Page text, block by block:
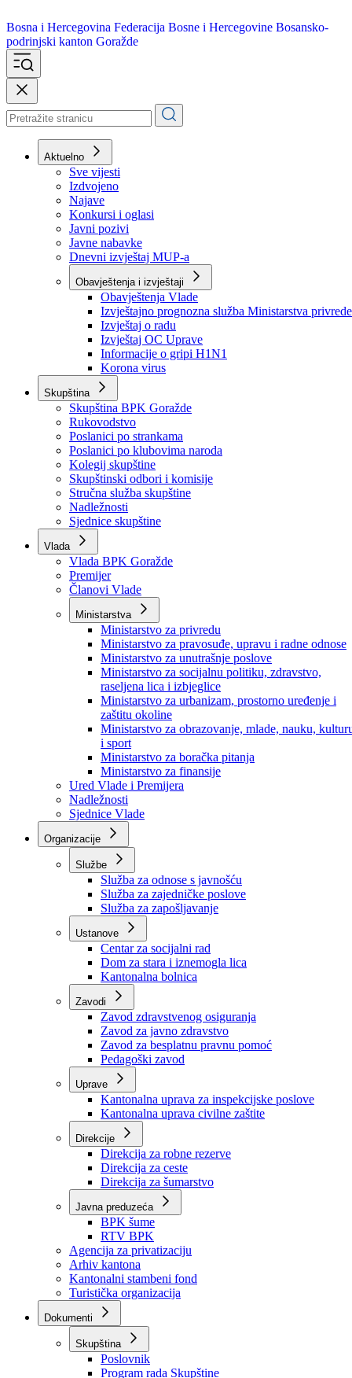
Bosna i Hercegovina
podrinjski kanton Goražde
Aktuelno
Sve vijesti
Izdvojeno
Najave
Konkursi i oglasi
Javni pozivi
Javne nabavke
Dnevni izvještaj MUP-a
Obavještenja i izvještaji
Obavještenja Vlade
Izvještajno prognozna služba Ministarstva privrede
Izvještaj o radu
Izvještaj OC Uprave
Informacije o gripi H1N1
Korona virus
Skupština
Skupština BPK Goražde
Rukovodstvo
Poslanici po strankama
Poslanici po klubovima naroda
Kolegij skupštine
Skupštinski odbori i komisije
Stručna služba skupštine
Nadležnosti
Sjednice skupštine
Vlada
Vlada BPK Goražde
Premijer
Članovi Vlade
Ministarstva
Ministarstvo za privredu
Ministarstvo za pravosuđe, upravu i radne odnose
Ministarstvo za unutrašnje poslove
Ministarstvo za socijalnu politiku, zdravstvo,
raseljena lica i izbjeglice
Ministarstvo za urbanizam, prostorno uređenje i
zaštitu okoline
Ministarstvo za obrazovanje, mlade, nauku,
i sport
Ministarstvo za boračka pitanja
Ministarstvo za finansije
Ured Vlade i Premijera
Nadležnosti
Sjednice Vlade
Organizacije
Službe
Služba za odnose s javnošću
Služba za zajedničke poslove
Služba za zapošljavanje
Ustanove
Centar za socijalni rad
Dom za stara i iznemogla lica
Kantonalna bolnica
Zavodi
Zavod zdravstvenog osiguranja
Zavod za javno zdravstvo
Zavod za besplatnu pravnu pomoć
Pedagoški zavod
Kantonalna uprava za inspekcijske poslove
Kantonalna uprava civilne zaštite
Direkcije
Direkcija za robne rezerve
Direkcija za ceste
Direkcija za šumarstvo
Javna preduzeća
BPK šume
RTV BPK
Agencija za privatizaciju
Arhiv kantona
Kantonalni stambeni fond
Turistička organizacija
Dokumenti